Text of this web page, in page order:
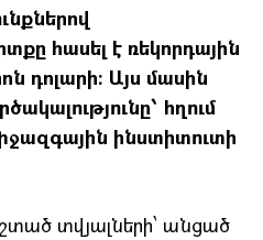
հասել է ռեկորդային
դոլարի։ Այս մասին
հղում
ինստիտուտի
տվյալների՝ անցած